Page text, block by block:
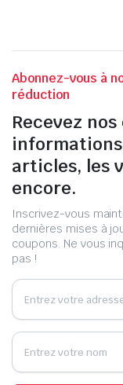
Abonnez-vous à
réduction
Recevez
articles, les
encore.
Inscrivez-vous
dernières mises à
coupons. Ne vous
pas !